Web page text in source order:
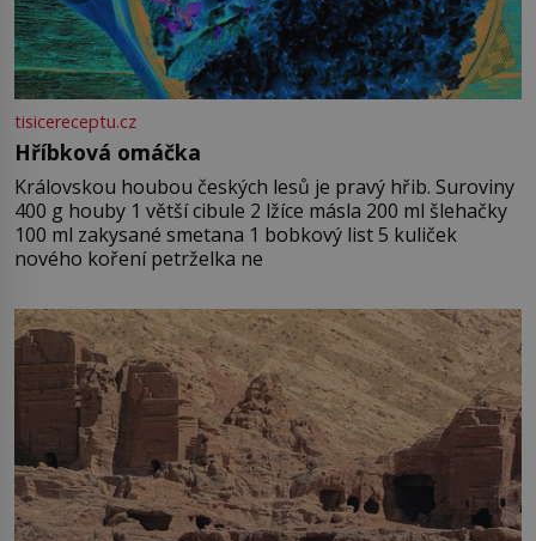
tisicereceptu.cz
Hříbková omáčka
Královskou houbou českých lesů je pravý hřib. Suroviny
400 g houby 1 větší cibule 2 lžíce másla 200 ml šlehačky
100 ml zakysané smetana 1 bobkový list 5 kuliček
nového koření petrželka ne